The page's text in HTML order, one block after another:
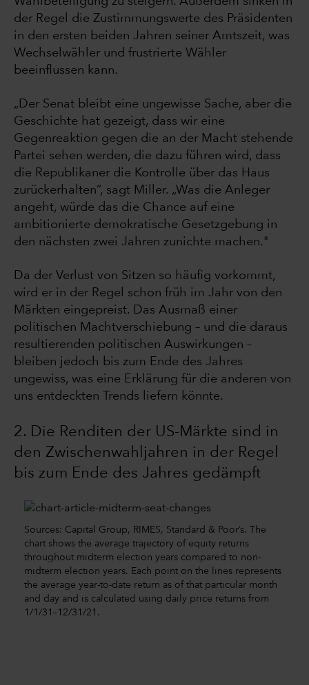
der Regel die Zustimmungswerte des Präsidenten
in den ersten beiden Jahren seiner Amtszeit, was
Wechselwähler und frustrierte Wähler
beeinflussen kann.
„Der Senat bleibt eine ungewisse Sache, aber die
Geschichte hat gezeigt, dass wir eine
Gegenreaktion gegen die an der Macht stehende
Partei sehen werden, die dazu führen wird, dass
die Republikaner die Kontrolle über das Haus
zurückerhalten“, sagt Miller. „Was die Anleger
angeht, würde das die Chance auf eine
ambitionierte demokratische Gesetzgebung in
den nächsten zwei Jahren zunichte machen."
Da der Verlust von Sitzen so häufig vorkommt,
wird er in der Regel schon früh im Jahr von den
Märkten eingepreist. Das Ausmaß einer
politischen Machtverschiebung – und die daraus
resultierenden politischen Auswirkungen –
bleiben jedoch bis zum Ende des Jahres
ungewiss, was eine Erklärung für die anderen von
uns entdeckten Trends liefern könnte.
2. Die Renditen der US-Märkte sind in
den Zwischenwahljahren in der Regel
bis zum Ende des Jahres gedämpft
Sources: Capital Group, RIMES, Standard & Poor’s. The
chart shows the average trajectory of equity returns
throughout midterm election years compared to non-
midterm election years. Each point on the lines represents
the average year-to-date return as of that particular month
and day and is calculated using daily price returns from
1/1/31–12/31/21.